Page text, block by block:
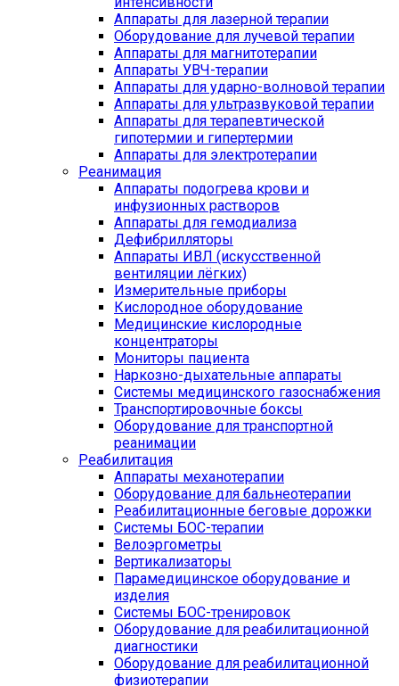
Аппараты для лазерной терапии
Оборудование для лучевой терапии
Аппараты для магнитотерапии
Аппараты УВЧ-терапии
Аппараты для ударно-волновой терапии
Аппараты для ультразвуковой терапии
Аппараты для терапевтической
гипотермии и гипертермии
Аппараты для электротерапии
Реанимация
Аппараты подогрева крови и
инфузионных растворов
Аппараты для гемодиализа
Дефибрилляторы
Аппараты ИВЛ (искусственной
вентиляции лёгких)
Измерительные приборы
Кислородное оборудование
Медицинские кислородные
концентраторы
Мониторы пациента
Наркозно-дыхательные аппараты
Системы медицинского газоснабжения
Транспортировочные боксы
Оборудование для транспортной
реанимации
Реабилитация
Аппараты механотерапии
Оборудование для бальнеотерапии
Реабилитационные беговые дорожки
Системы БОС-терапии
Велоэргометры
Вертикализаторы
Парамедицинское оборудование и
изделия
Системы БОС-тренировок
Оборудование для реабилитационной
диагностики
Оборудование для реабилитационной
физиотерапии